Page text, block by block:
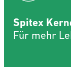
Spitex
Für mehr